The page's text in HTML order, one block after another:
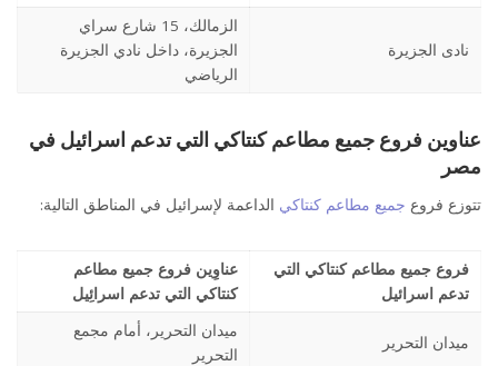
نادى الجزيرة
الزمالك، 15 شارع سراي
الجزيرة، داخل نادي الجزيرة
الرياضي
عناوين فروع جميع مطاعم كنتاكي التي تدعم اسرائيل في
مصر
تتوزع فروع جميع مطاعم كنتاكي الداعمة لإسرائيل في المناطق التالية:
فروع جميع مطاعم كنتاكي التي
تدعم اسرائيل
عناوِين فروع جميع مطاعم
كنتاكي التي تدعم اسرائِيل
میدان التحریر
میدان التحریر، أمام مجمع
التحریر